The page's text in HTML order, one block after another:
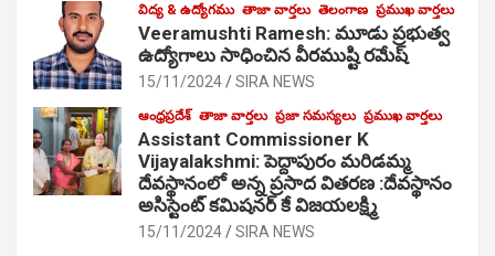
విద్య & ఉద్యోగము తాజా వార్తలు తెలంగాణ ప్రముఖ వార్తలు
Veeramushti Ramesh: మూడు ప్రభుత్వ
ఉద్యోగాలు సాధించిన వీరముష్టి రమేష్
15/11/2024 SIRA NEWS
ఆంధ్రప్రదేశ్ తాజా వార్తలు ప్రజా సమస్యలు ప్రముఖ వార్తలు
Assistant Commissioner K
Vijayalakshmi: పెద్దాపురం మరిడమ్మ
దేవస్థానంలో అన్న ప్రసాద వితరణ :దేవస్థానం
అసిస్టెంట్ కమిషనర్ కే విజయలక్ష్మి
15/11/2024 SIRA NEWS